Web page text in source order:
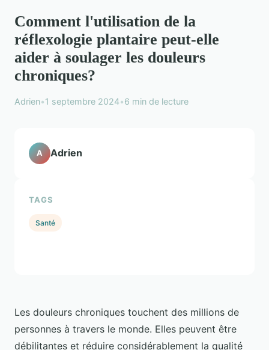
Comment l'utilisation de la
réflexologie plantaire peut-elle
aider à soulager les douleurs
chroniques?
Adrien•1 septembre 2024•6 min de lecture
Les douleurs chroniques touchent des millions de
personnes à travers le monde. Elles peuvent être
débilitantes et réduire considérablement la qualité
A Adrien
TAGS
Santé